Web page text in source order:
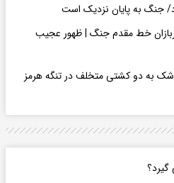
جنگ به پایان نزدیک است
خط مقدم جنگ | ظهور عجیب
به دو کشتی متخلف در تنگه هرمز
گیرد؟